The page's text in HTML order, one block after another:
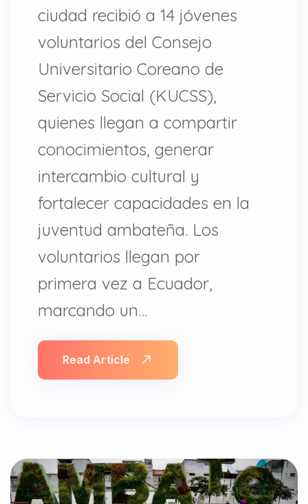
ciudad recibió a 14 jóvenes
voluntarios del Consejo
Universitario Coreano de
Servicio Social (KUCSS),
quienes llegan a compartir
conocimientos, generar
intercambio cultural y
fortalecer capacidades en la
juventud ambateña. Los
voluntarios llegan por
primera vez a Ecuador,
marcando un…
Read Article